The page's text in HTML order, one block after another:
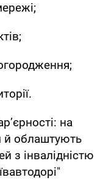
на
й облаштують
з інвалідністю